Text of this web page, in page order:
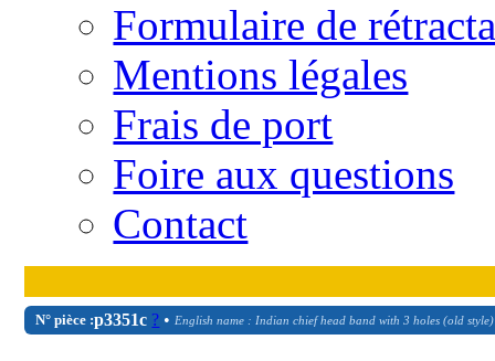
Formulaire de
Mentions légales
Frais de port
Foire aux questions
Contact
N° pièce :p3351c ? •English name : Indian chief head band with 3 holes (old style)